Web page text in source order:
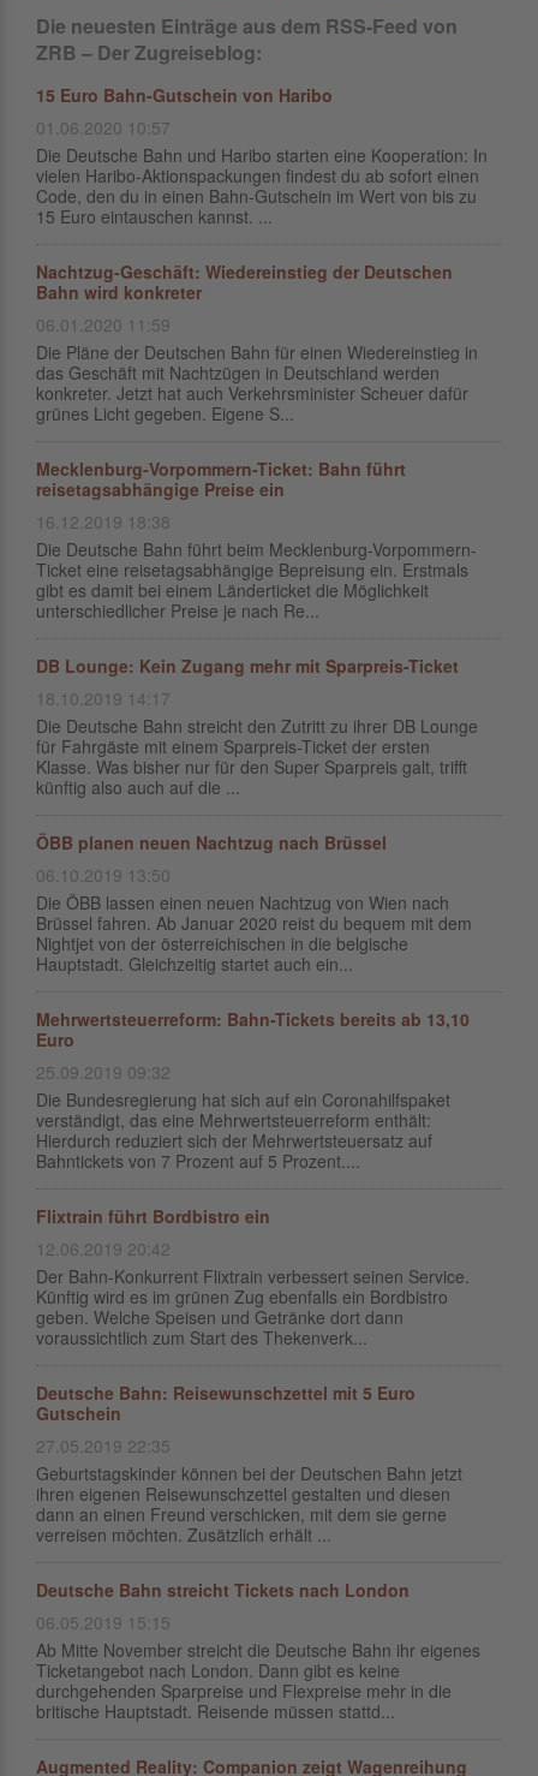
Die neuesten Einträge aus dem RSS-Feed von
ZRB – Der Zugreiseblog:
15 Euro Bahn-Gutschein von Haribo
01.06.2020 10:57
Die Deutsche Bahn und Haribo starten eine Kooperation: In
vielen Haribo-Aktionspackungen findest du ab sofort einen
Code, den du in einen Bahn-Gutschein im Wert von bis zu
15 Euro eintauschen kannst. ...
Nachtzug-Geschäft: Wiedereinstieg der Deutschen
Bahn wird konkreter
06.01.2020 11:59
Die Pläne der Deutschen Bahn für einen Wiedereinstieg in
das Geschäft mit Nachtzügen in Deutschland werden
konkreter. Jetzt hat auch Verkehrsminister Scheuer dafür
grünes Licht gegeben. Eigene S...
Mecklenburg-Vorpommern-Ticket: Bahn führt
reisetagsabhängige Preise ein
16.12.2019 18:38
Die Deutsche Bahn führt beim Mecklenburg-Vorpommern-
Ticket eine reisetagsabhängige Bepreisung ein. Erstmals
gibt es damit bei einem Länderticket die Möglichkeit
unterschiedlicher Preise je nach Re...
DB Lounge: Kein Zugang mehr mit Sparpreis-Ticket
18.10.2019 14:17
Die Deutsche Bahn streicht den Zutritt zu ihrer DB Lounge
für Fahrgäste mit einem Sparpreis-Ticket der ersten
Klasse. Was bisher nur für den Super Sparpreis galt, trifft
künftig also auch auf die ...
ÖBB planen neuen Nachtzug nach Brüssel
06.10.2019 13:50
Die ÖBB lassen einen neuen Nachtzug von Wien nach
Brüssel fahren. Ab Januar 2020 reist du bequem mit dem
Nightjet von der österreichischen in die belgische
Hauptstadt. Gleichzeitig startet auch ein...
Mehrwertsteuerreform: Bahn-Tickets bereits ab 13,10
Euro
25.09.2019 09:32
Die Bundesregierung hat sich auf ein Coronahilfspaket
verständigt, das eine Mehrwertsteuerreform enthält:
Hierdurch reduziert sich der Mehrwertsteuersatz auf
Bahntickets von 7 Prozent auf 5 Prozent....
Flixtrain führt Bordbistro ein
12.06.2019 20:42
Der Bahn-Konkurrent Flixtrain verbessert seinen Service.
Künftig wird es im grünen Zug ebenfalls ein Bordbistro
geben. Welche Speisen und Getränke dort dann
voraussichtlich zum Start des Thekenverk...
Deutsche Bahn: Reisewunschzettel mit 5 Euro
Gutschein
27.05.2019 22:35
Geburtstagskinder können bei der Deutschen Bahn jetzt
ihren eigenen Reisewunschzettel gestalten und diesen
dann an einen Freund verschicken, mit dem sie gerne
verreisen möchten. Zusätzlich erhält ...
Deutsche Bahn streicht Tickets nach London
06.05.2019 15:15
Ab Mitte November streicht die Deutsche Bahn ihr eigenes
Ticketangebot nach London. Dann gibt es keine
durchgehenden Sparpreise und Flexpreise mehr in die
britische Hauptstadt. Reisende müssen stattd...
Augmented Reality: Companion zeigt Wagenreihung